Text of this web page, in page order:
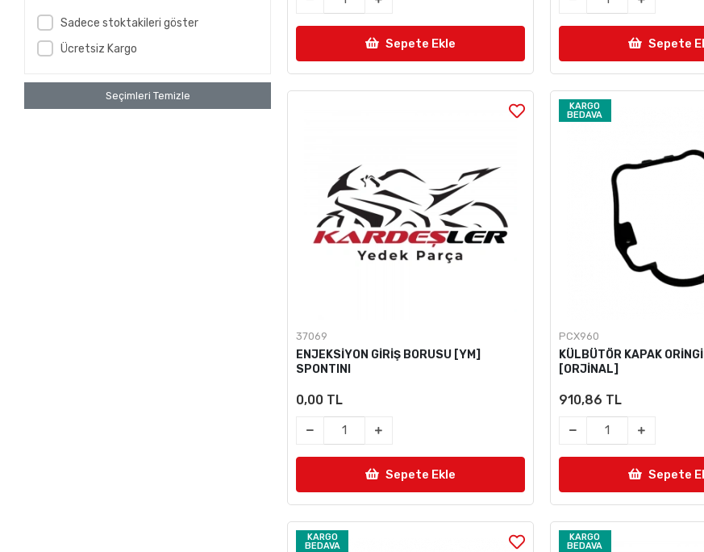
Sadece stoktakileri göster
Ücretsiz Kargo
Seçimleri Temizle
Sepete Ekle Sepete
37069
ENJEKSİYON GİRİŞ BORUSU [YM]
SPONTINI
0,00 TL
Sepete Ekle
KARGO
BEDAVA
PCX960
KÜLBÜTÖR KAPAK
[ORJİNAL]
910,86 TL
Sepete
KARGO
BEDAVA
KARGO
BEDAVA